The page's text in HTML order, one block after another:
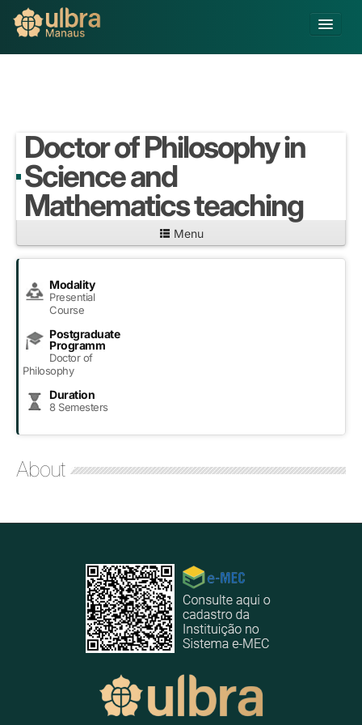
Matricule-se
Educação Básica
Graduação
Educação a Distância
Extensão
Infraestrutura e Serviços
Inovação
Sobre a ULBRA
Doctor of Philosophy in
Science and
Mathematics teaching
Menu
Modality
Presential
Course
Postgraduate
Programm
Doctor of
Philosophy
Duration
8 Semesters
About